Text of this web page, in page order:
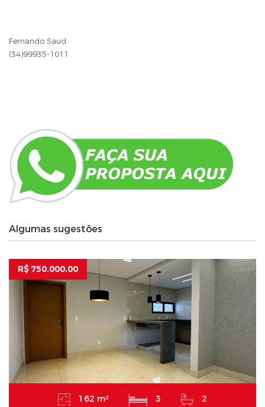
Fernando Saud
(34)99935-1011
Algumas sugestões
R$ 750.000,00
162 m² 3 2